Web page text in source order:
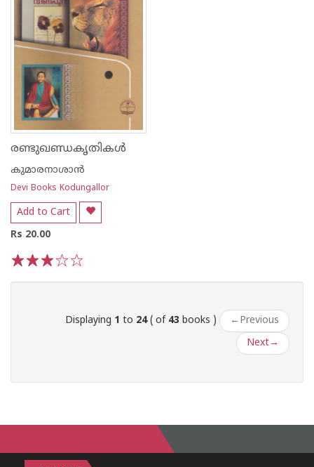
രണ്ടുഖണ്ഡകൃതികള്‍
കുമാരനാശാന്‍
Devi Books Kodungallor
Add to Cart
Rs 20.00
Displaying 1 to 24( of 43 books ) ← Previous
Next→